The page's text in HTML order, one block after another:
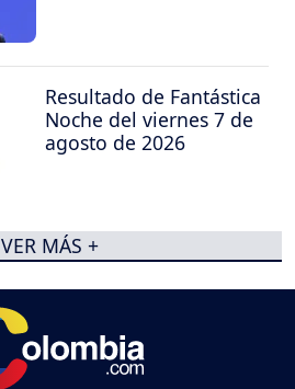
Resultado de Fantástica
Noche del viernes 7 de
agosto de 2026
VER MÁS +